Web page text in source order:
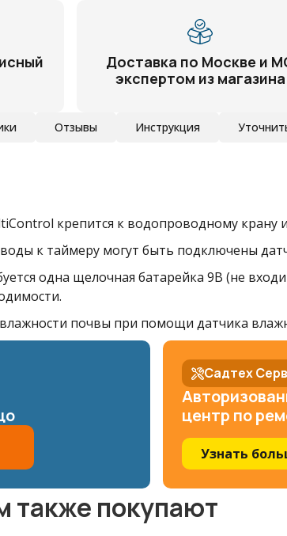
Доставка по Москве и
экспертом из магазина
Отзывы Инструкция
крепится к водопроводному крану
к таймеру могут быть подключены
одна щелочная батарейка 9В (не
почвы при помощи датчика
Садтех
центр по
Узнать
также покупают